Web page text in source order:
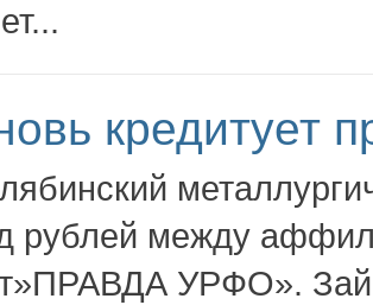
кредитует
рублей между
УРФО».